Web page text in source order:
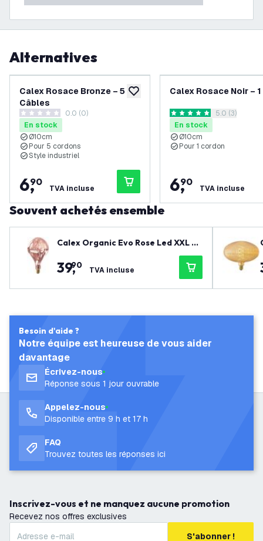
Alternatives
ajouter à la liste de souhaits
Calex Rosace Bronze – 5
Câbles
0 étoiles de notation
0.0 (0)
En stock
Ø10cm
Pour 5 cordons
Style industriel
6,
90
TVA incluse
Calex Rosace Noir –
ouvrir le
5 étoiles de notation
5.0 (3)
En stock
Ø10cm
Pour 1 cordon
6,
90
TVA incluse
Souvent achetés ensemble
Calex Organic Evo Rose Led XXL Ra
nge 220-240V 80LM 6W 1800K E2
7 dimmable. energy label B - Lamp
e Vintage
39,
90 TVA incluse
Besoin d'aide ?
Notre équipe est heureuse de vous aider
davantage
Écrivez-nous
Réponse sous 1 jour ouvrable
Appelez-nous
Disponible entre 9 h et 17 h
FAQ
Trouvez toutes les réponses ici
Inscrivez-vous et ne manquez aucune promotion
Recevez nos offres exclusives
S'abonner !